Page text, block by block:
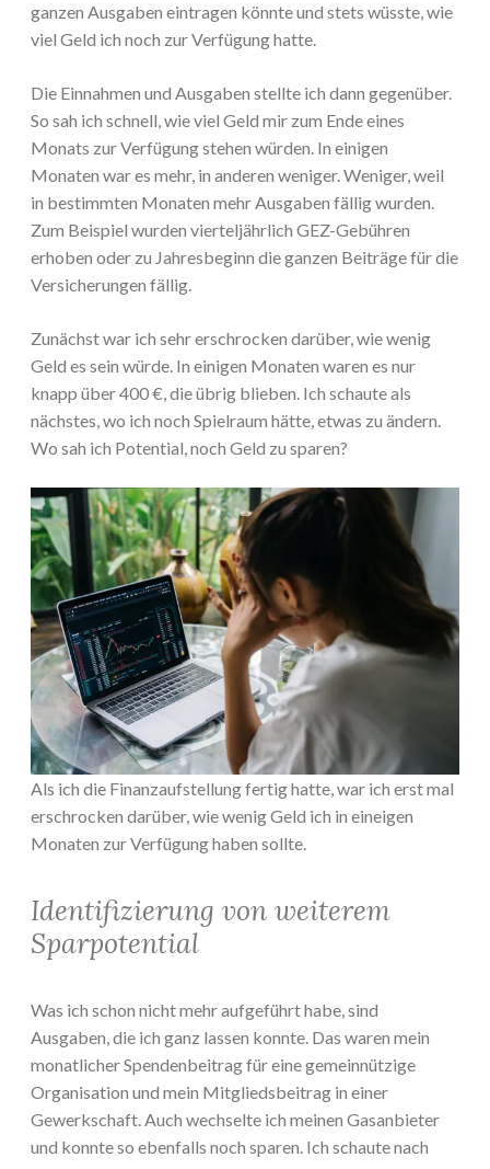
ganzen Ausgaben eintragen könnte und stets wüsste, wie
viel Geld ich noch zur Verfügung hatte.
Die Einnahmen und Ausgaben stellte ich dann gegenüber.
So sah ich schnell, wie viel Geld mir zum Ende eines
Monats zur Verfügung stehen würden. In einigen
Monaten war es mehr, in anderen weniger. Weniger, weil
in bestimmten Monaten mehr Ausgaben fällig wurden.
Zum Beispiel wurden vierteljährlich GEZ-Gebühren
erhoben oder zu Jahresbeginn die ganzen Beiträge für die
Versicherungen fällig.
Zunächst war ich sehr erschrocken darüber, wie wenig
Geld es sein würde. In einigen Monaten waren es nur
knapp über 400 €, die übrig blieben. Ich schaute als
nächstes, wo ich noch Spielraum hätte, etwas zu ändern.
Wo sah ich Potential, noch Geld zu sparen?
Als ich die Finanzaufstellung fertig hatte, war ich erst mal
erschrocken darüber, wie wenig Geld ich in eineigen
Monaten zur Verfügung haben sollte.
Identifizierung von weiterem
Sparpotential
Was ich schon nicht mehr aufgeführt habe, sind
Ausgaben, die ich ganz lassen konnte. Das waren mein
monatlicher Spendenbeitrag für eine gemeinnützige
Organisation und mein Mitgliedsbeitrag in einer
Gewerkschaft. Auch wechselte ich meinen Gasanbieter
und konnte so ebenfalls noch sparen. Ich schaute nach